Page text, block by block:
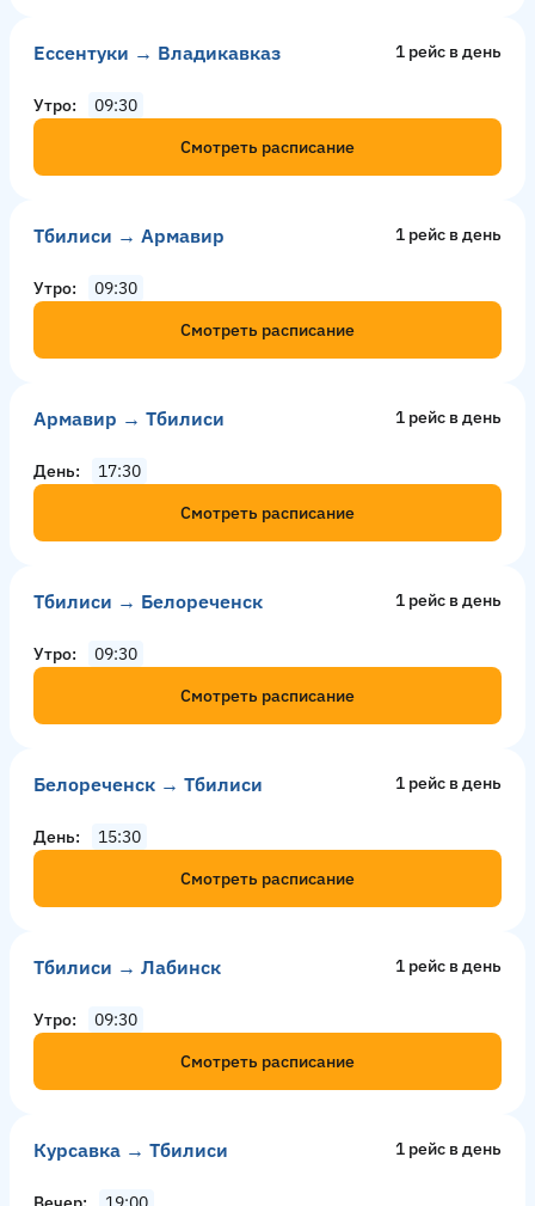
Ессентуки → Владикавказ 1 рейс в день
Утро
09:30
Смотреть расписание
Тбилиси → Армавир 1 рейс в день
Утро
09:30
Смотреть расписание
Армавир → Тбилиси 1 рейс в день
День
17:30
Смотреть расписание
Тбилиси → Белореченск 1 рейс в день
Утро
09:30
Смотреть расписание
Белореченск → Тбилиси 1 рейс в день
День
15:30
Смотреть расписание
Тбилиси → Лабинск 1 рейс в день
Утро
09:30
Смотреть расписание
Курсавка → Тбилиси 1 рейс в день